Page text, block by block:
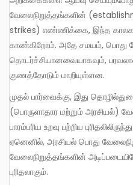
வேலைநிறுத்தங்களின்
strikes) எண்ணிக்கை, இந்த
காண்கிறோம். அதே சமயம், பொது
தொடர்ச்சியானவையாகவும்,
குணத்தோடும் மாறியுள்ளன.
முதல் பார்வைக்கு, இது தொழில்துறை வேலைநிறுத்தங்களுக்கும் பொது
(பொருளாதார மற்றும் அரசியல்)
பாரம்பரிய உறவு பற்றிய
ஏனெனில், அரசியல் பொது
வேலைநிறுத்தங்களின்
புரிதலாகும்.